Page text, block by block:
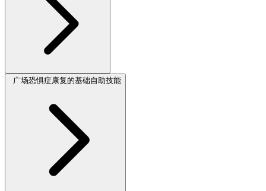
广场恐惧症康复的基础自助技能